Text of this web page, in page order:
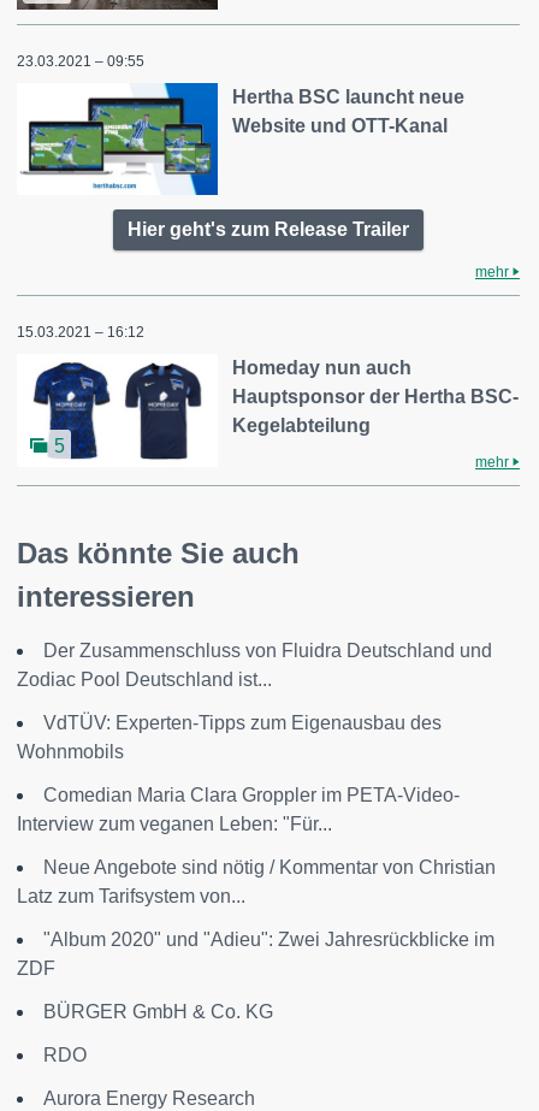
23.03.2021 – 09:55
Hertha BSC launcht neue
Website und OTT-Kanal
Hier geht's zum Release Trailer
mehr
15.03.2021 – 16:12
5
Homeday nun auch
Hauptsponsor der Hertha BSC-
Kegelabteilung
mehr
Das könnte Sie auch
interessieren
Der Zusammenschluss von Fluidra Deutschland und
Zodiac Pool Deutschland ist...
VdTÜV: Experten-Tipps zum Eigenausbau des
Wohnmobils
Comedian Maria Clara Groppler im PETA-Video-
Interview zum veganen Leben: "Für...
Neue Angebote sind nötig / Kommentar von Christian
Latz zum Tarifsystem von...
"Album 2020" und "Adieu": Zwei Jahresrückblicke im
ZDF
BÜRGER GmbH & Co. KG
RDO
Aurora Energy Research